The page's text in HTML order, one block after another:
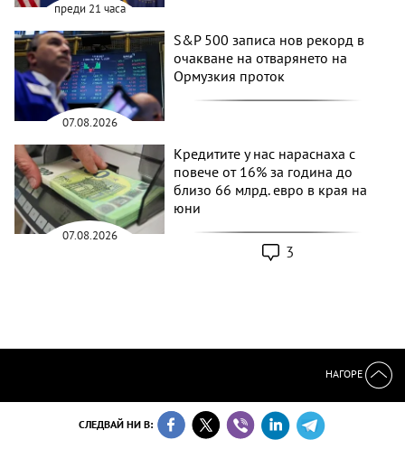
преди 21 часа
07.08.2026
S&P 500 записа нов рекорд в
очакване на отварянето на
Ормузкия проток
07.08.2026
Кредитите у нас нараснаха с
повече от 16% за година до
близо 66 млрд. евро в края на
юни
3
НАГОРЕ
СЛЕДВАЙ НИ В: